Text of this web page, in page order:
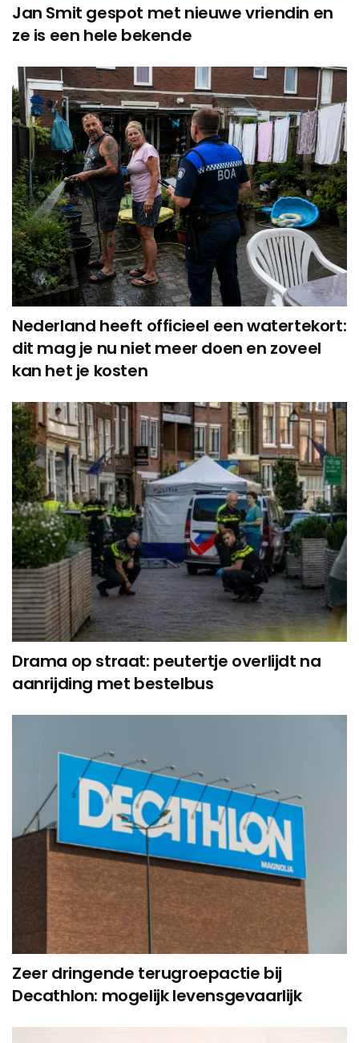
Jan Smit gespot met nieuwe vriendin en
ze is een hele bekende
Nederland heeft officieel een watertekort:
dit mag je nu niet meer doen en zoveel
kan het je kosten
Drama op straat: peutertje overlijdt na
aanrijding met bestelbus
Zeer dringende terugroepactie bij
Decathlon: mogelijk levensgevaarlijk